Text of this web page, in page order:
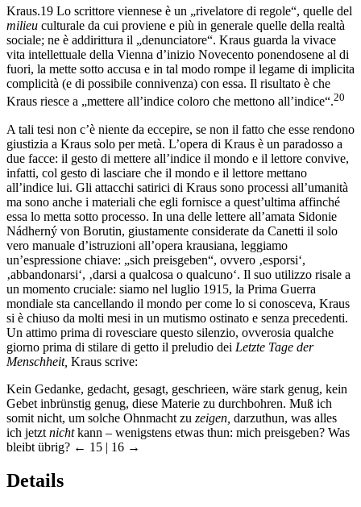
Kraus.19 Lo scrittore viennese è un „rivelatore di regole“, quelle del
milieu culturale da cui proviene e più in generale quelle della realtà
sociale; ne è addirittura il „denunciatore“. Kraus guarda la vivace
vita intellettuale della Vienna d’inizio Novecento ponendosene al di
fuori, la mette sotto accusa e in tal modo rompe il legame di implicita
complicità (e di possibile connivenza) con essa. Il risultato è che
Kraus riesce a „mettere all’indice coloro che mettono all’indice“.20
A tali tesi non c’è niente da eccepire, se non il fatto che esse rendono
giustizia a Kraus solo per metà. L’opera di Kraus è un paradosso a
due facce: il gesto di mettere all’indice il mondo e il lettore convive,
infatti, col gesto di lasciare che il mondo e il lettore mettano
all’indice lui. Gli attacchi satirici di Kraus sono processi all’umanità
ma sono anche i materiali che egli fornisce a quest’ultima affinché
essa lo metta sotto processo. In una delle lettere all’amata Sidonie
Nádherný von Borutin, giustamente considerate da Canetti il solo
vero manuale d’istruzioni all’opera krausiana, leggiamo
un’espressione chiave: „sich preisgeben“, ovvero ‚esporsi‘,
‚abbandonarsi‘, ‚darsi a qualcosa o qualcuno‘. Il suo utilizzo risale a
un momento cruciale: siamo nel luglio 1915, la Prima Guerra
mondiale sta cancellando il mondo per come lo si conosceva, Kraus
si è chiuso da molti mesi in un mutismo ostinato e senza precedenti.
Un attimo prima di rovesciare questo silenzio, ovverosia qualche
giorno prima di stilare di getto il preludio dei Letzte Tage der
Menschheit, Kraus scrive:
Kein Gedanke, gedacht, gesagt, geschrieen, wäre stark genug, kein
Gebet inbrünstig genug, diese Materie zu durchbohren. Muß ich
somit nicht, um solche Ohnmacht zu zeigen, darzuthun, was alles
ich jetzt nichtkann – wenigstens etwas thun: mich preisgeben? Was
bleibt übrig? ← 15 | 16 →
Details